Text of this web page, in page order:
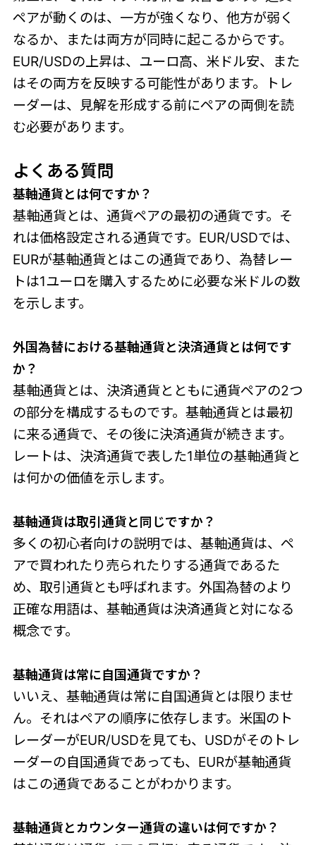
ペアが動くのは、一方が強くなり、他方が弱く
なるか、または両方が同時に起こるからです。
EUR/USDの上昇は、ユーロ高、米ドル安、また
はその両方を反映する可能性があります。トレ
ーダーは、見解を形成する前にペアの両側を読
む必要があります。
よくある質問
基軸通貨とは何ですか？
基軸通貨とは、通貨ペアの最初の通貨です。そ
れは価格設定される通貨です。EUR/USDでは、
EURが基軸通貨とはこの通貨であり、為替レー
トは1ユーロを購入するために必要な米ドルの数
を示します。
外国為替における基軸通貨と決済通貨と は何です
か？
基軸通貨とは、決済通貨とともに通貨ペアの2つ
の部分を構成するものです。基軸通貨とは最初
に来る通貨で、その後に決済通貨が続きます。
レートは、決済通貨で表した1単位の基軸通貨と
は何かの価値を示します。
基軸通貨は取引通貨と同じですか？
多くの初心者向けの説明では、基軸通貨は、ペ
アで買われたり売られたりする通貨であるた
め、取引通貨とも呼ばれます。外国為替のより
正確な用語は、基軸通貨は決済通貨と対になる
概念です。
基軸通貨は常に自国通貨ですか？
いいえ、基軸通貨は常に自国通貨とは限りませ
ん。それはペアの順序に依存します。米国のト
レーダーがEUR/USDを見ても、USDがそのトレ
ーダーの自国通貨であっても、EURが基軸通貨
はこの通貨であることがわかります。
基軸通貨とカウンター通貨の違いは何ですか？